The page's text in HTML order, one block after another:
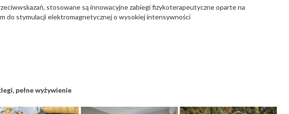
stosowane są innowacyjne zabiegi fizykoterapeutyczne oparte na
do stymulacji elektromagnetycznej o wysokiej intensywności
pełne wyżywienie